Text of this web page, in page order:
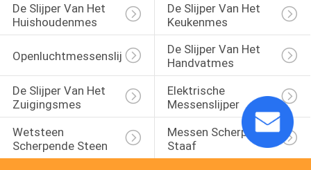
De Slijper Van Het
Huishoudenmes
De Slijper Van Het
Keukenmes
Openluchtmessenslijper
De Slijper Van Het
Handvatmes
De Slijper Van Het
Zuigingsmes
Elektrische
Messenslijper
Wetsteen
Scherpende Steen
Messen Scherpende
Staaf